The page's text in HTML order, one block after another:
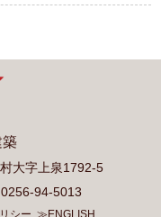
築
大字上泉1792-5
94-5013
シー ≫ENGLISH